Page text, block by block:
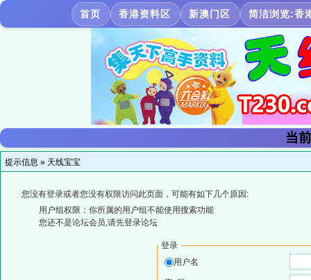
首页 香港资料区 新澳门区 简洁浏览:香
当
提示信息 » 天线宝宝
您没有登录或者您没有权限访问此页面，可能有如下几个原因:
用户组权限：你所属的用户组不能使用搜索功能
您还不是论坛会员,请先登录论坛
登录
用户名